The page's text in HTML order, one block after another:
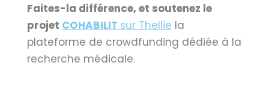
Faites-la différence, et soutenez le
projet COHABILIT sur Thellie la
plateforme de crowdfunding dédiée à la
recherche médicale.